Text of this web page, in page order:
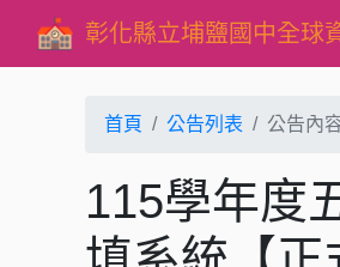
彰化縣立埔鹽國中全球
首頁 公告列表 公告內
115學年度